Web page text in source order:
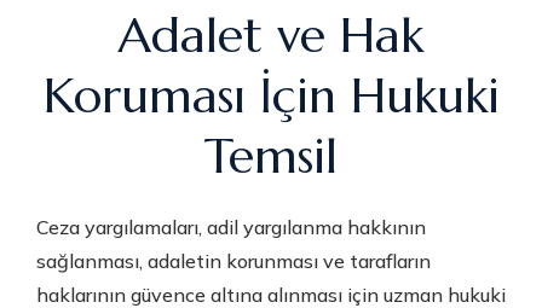
Adalet ve Hak
Koruması İçin Hukuki
Temsil
Ceza yargılamaları, adil yargılanma hakkının
sağlanması, adaletin korunması ve tarafların
haklarının güvence altına alınması için uzman hukuki